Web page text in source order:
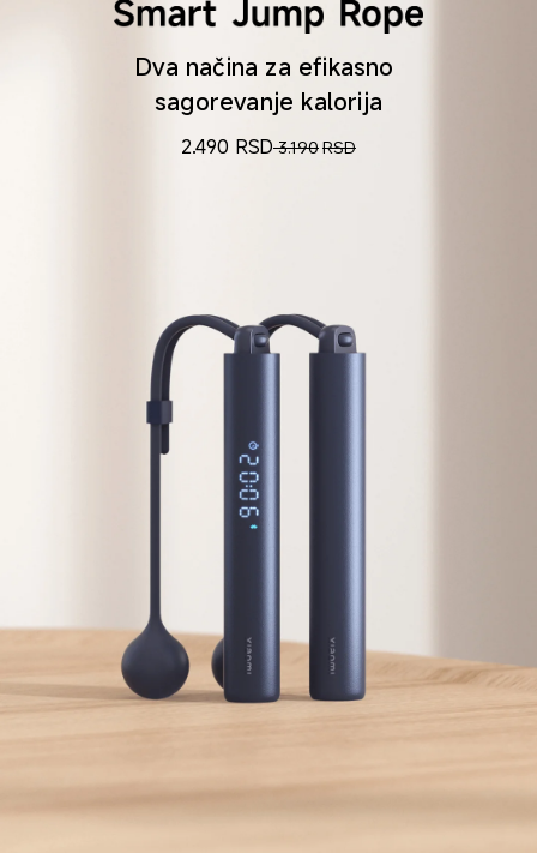
Dva načina za efikasno
sagorevanje kalorija
2.490 RSD 3.190RSD